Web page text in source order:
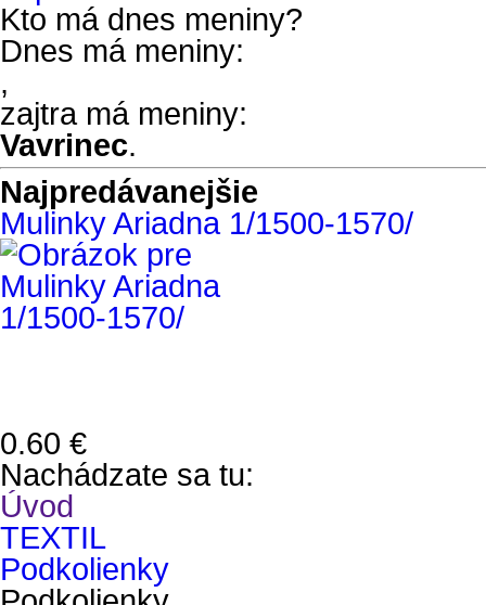
Kto má dnes meniny?
Dnes má meniny:
,
zajtra má meniny:
Vavrinec.
Najpredávanejšie
Mulinky Ariadna 1/1500-1570/
0.60 €
Nachádzate sa tu:
Úvod
TEXTIL
Podkolienky